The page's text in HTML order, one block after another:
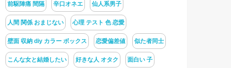
前駆陣痛 間隔 辛口オネエ 仙人系男子
人間 関係 おまじない 心理 テスト 色 恋愛
壁面 収納 diy カラー ボックス 恋愛偏差値 似た者同士
こんな女と結婚したい 好きな人 オタク 面白い 子